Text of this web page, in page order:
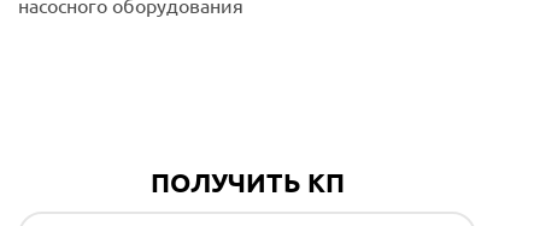
насосного оборудования
ПОЛУЧИТЬ КП